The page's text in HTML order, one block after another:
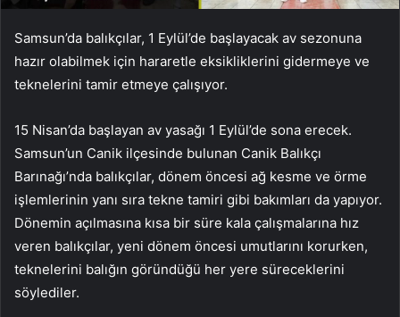
Samsun’da balıkçılar, 1 Eylül’de başlayacak av sezonuna
hazır olabilmek için hararetle eksikliklerini gidermeye ve
teknelerini tamir etmeye çalışıyor.
15 Nisan’da başlayan av yasağı 1 Eylül’de sona erecek.
Samsun’un Canik ilçesinde bulunan Canik Balıkçı
Barınağı’nda balıkçılar, dönem öncesi ağ kesme ve örme
işlemlerinin yanı sıra tekne tamiri gibi bakımları da yapıyor.
Dönemin açılmasına kısa bir süre kala çalışmalarına hız
veren balıkçılar, yeni dönem öncesi umutlarını korurken,
teknelerini balığın göründüğü her yere süreceklerini
söylediler.